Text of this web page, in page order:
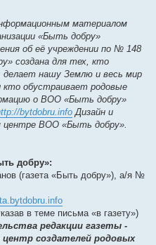
материалом
«Быть добру»
об её учреждении по № 148
создана для тех, кто
нашу Землю и весь мир
кто обустраивает родовые
о ВОО «Быть добру»
bytdobru.info Дизайн и
центре ВОО «Быть добру».
добру»:
(газета «Быть добру»), а/я №
в теме письма «в газету»)
редакции газеты -
создателей родовых